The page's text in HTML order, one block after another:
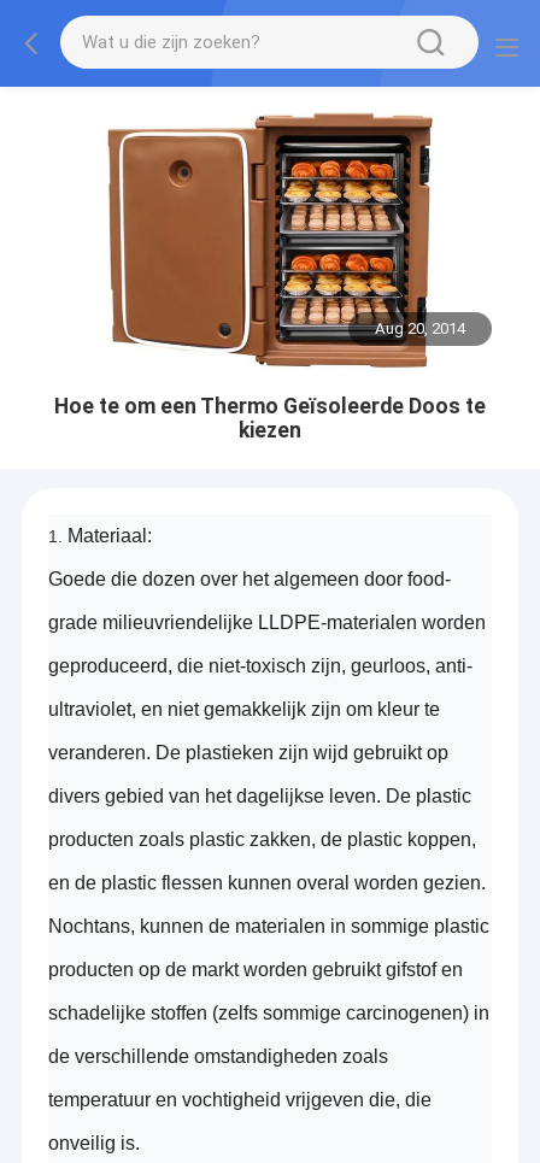
Aug 20, 2014
Hoe te om een Thermo Geïsoleerde Doos te
kiezen
1. Materiaal :
Goede die dozen over het algemeen door food-
grademilieuvriendelijke LLDPE-materialen worden
geproduceerd, die niet-toxisch zijn, geurloos, anti-
ultraviolet, en niet gemakkelijk zijn om kleur te
veranderen. De plastieken zijn wijd gebruikt op
divers gebied van het dagelijkse leven. De plastic
producten zoals plastic zakken, de plastic koppen,
en de plastic flessen kunnen overal worden gezien.
Nochtans, kunnen de materialen in sommige plastic
producten op de markt worden gebruikt gifstof en
schadelijke stoffen (zelfs sommige carcinogenen) in
de verschillende omstandigheden zoals
temperatuur en vochtigheid vrijgeven die, die
onveilig is.